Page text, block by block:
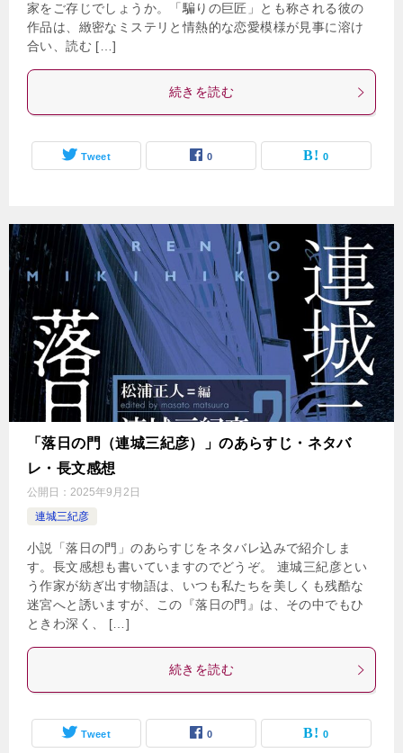
家をご存じでしょうか。「騙りの巨匠」とも称される彼の
作品は、緻密なミステリと情熱的な恋愛模様が見事に溶け
合い、読む […]
続きを読む
Tweet 0 0
「落日の門（連城三紀彦）」のあらすじ・ネタバ
レ・長文感想
公開日： 2025年9月2日
連城三紀彦
小説「落日の門」のあらすじをネタバレ込みで紹介しま
す。長文感想も書いていますのでどうぞ。 連城三紀彦とい
う作家が紡ぎ出す物語は、いつも私たちを美しくも残酷な
迷宮へと誘いますが、この『落日の門』は、その中でもひ
ときわ深く、 […]
続きを読む
Tweet 0 0